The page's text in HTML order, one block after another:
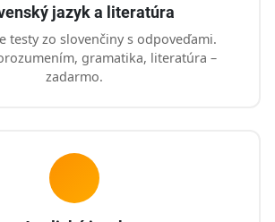
jazyk a literatúra
testy zo slovenčiny s odpoveďami.
gramatika, literatúra –
zadarmo.